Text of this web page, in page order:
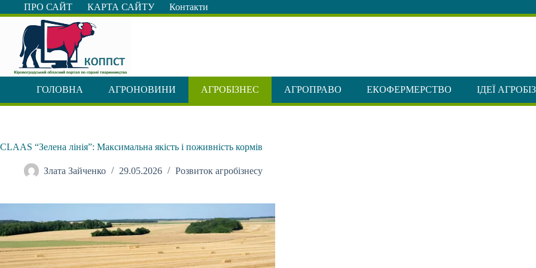
Перейти
до
ПРО САЙТ КАРТА САЙТУ Контакти
ГОЛОВНА АГРОНОВИНИ АГРОБІЗНЕС АГРОПРАВО ЕКОФЕРМЕРСТВО ІДЕЇ
CLAAS “Зелена лінія”: Максимальна якість і поживність кормів
Злата Зайченко 29.05.2026 Розвиток агробізнесу